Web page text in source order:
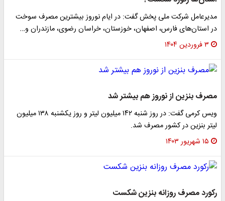
مدیرعامل شرکت ملی پخش گفت: در ایام نوروز بیشترین مصرف سوخت
در استان‌های فارس، اصفهان، خوزستان، خراسان رضوی، مازندران و…
۳ فروردین ۱۴۰۴
مصرف بنزین از نوروز هم بیشتر شد
ویس کرمی گفت: در روز شنبه ۱۴۲ میلیون لیتر و روز یکشنبه ۱۳۸ میلیون
لیتر بنزین در کشور مصرف شد.
۱۵ شهریور ۱۴۰۳
رکورد مصرف روزانه بنزین شکست